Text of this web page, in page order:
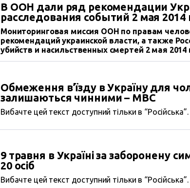
В ООН дали ряд рекомендации
расследования событий 2 мая 2014
Мониторинговая миссия ООН по правам
рекомендаций украинской власти, а также
убийств и насильственных смертей 2 мая 2014
Обмеження в’їзду в Україну для
залишаються чинними – МВС
Вибачте цей текст доступний тільки в “Російська”.
9 травня в Україні за заборонену
20 осіб
Вибачте цей текст доступний тільки в “Російська”.